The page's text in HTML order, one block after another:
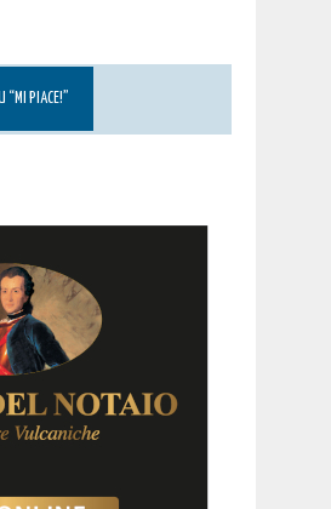
“MI PIACE!”